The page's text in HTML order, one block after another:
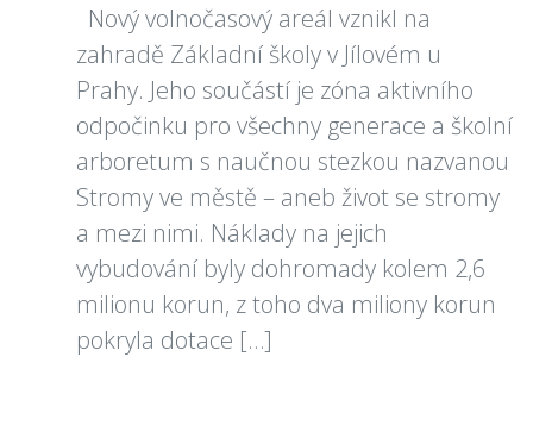
Nový volnočasový areál vznikl na
zahradě Základní školy v Jílovém u
Prahy. Jeho součástí je zóna aktivního
odpočinku pro všechny generace a školní
arboretum s naučnou stezkou nazvanou
Stromy ve městě – aneb život se stromy
a mezi nimi. Náklady na jejich
vybudování byly dohromady kolem 2,6
milionu korun, z toho dva miliony korun
pokryla dotace […]